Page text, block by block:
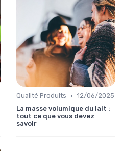
Qualité Produits • 12/06/2025
La masse volumique du lait :
tout ce que vous devez
savoir